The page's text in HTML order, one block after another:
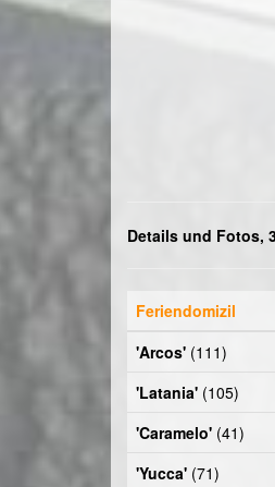
Details und Fotos,
Feriendomizil
'Arcos' (111)
'Latania' (105)
'Caramelo' (41)
'Yucca' (71)